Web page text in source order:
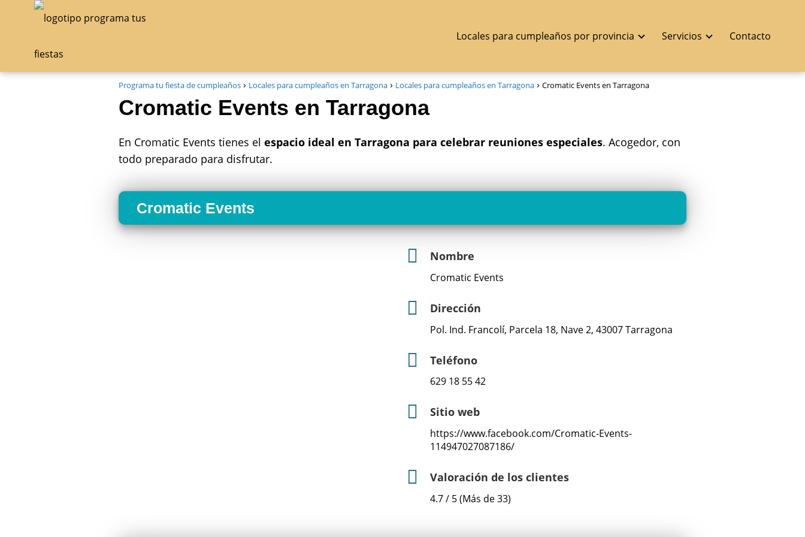
Locales para cumpleaños por provincia Servicios Contacto
Programa tu fiesta de cumpleaños Locales para cumpleaños en Tarragona Locales para cumpleaños en Tarragona Cromatic Events en Tarragona
Cromatic Events en Tarragona
En Cromatic Events tienes el espacio ideal en Tarragona para celebrar reuniones especiales. Acogedor, con
todo preparado para disfrutar.
Cromatic Events
Nombre
Cromatic Events
Dirección
Pol. Ind. Francolí, Parcela 18, Nave 2, 43007 Tarragona
Teléfono
629 18 55 42
Sitio web
https://www.facebook.com/Cromatic-Events-
114947027087186/
Valoración de los clientes
4.7 / 5 (Más de 33)